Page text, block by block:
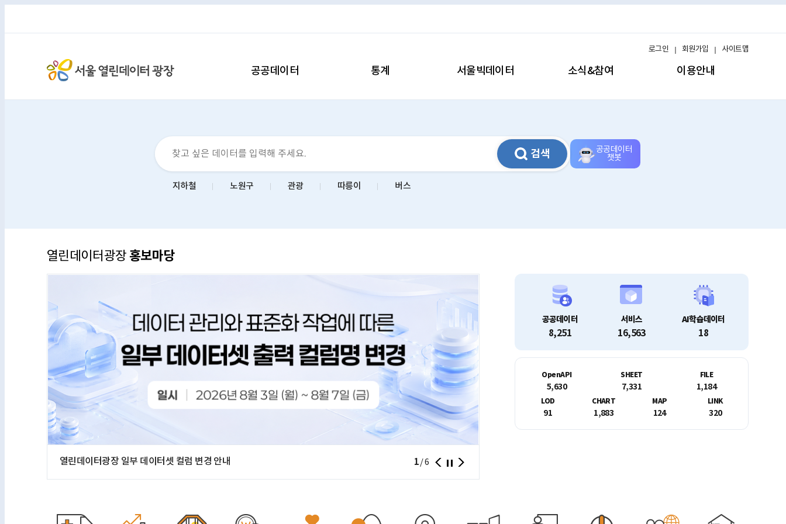
공공데이터 통계 서울빅데이터 소식&참여 이용안내
로그인 회원가입 사이트맵
검색
지하철 노원구 관광 따릉이 버스
공공데이터
챗봇
열린데이터광장 홍보마당
열린데이터광장 일부 데이터셋 컬럼 변경 안내 1/6
공공데이터
8,251
서비스
16,563
AI학습데이터
18
OpenAPI
5,630
SHEET
7,331
FILE
1,184
LOD
91
CHART
1,883
MAP
124
LINK
320